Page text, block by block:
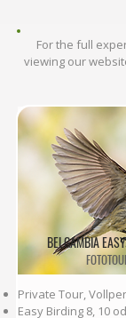
For the full
viewing our
BELGAMBIA
Private Tour,
Easy Birding 8, 10